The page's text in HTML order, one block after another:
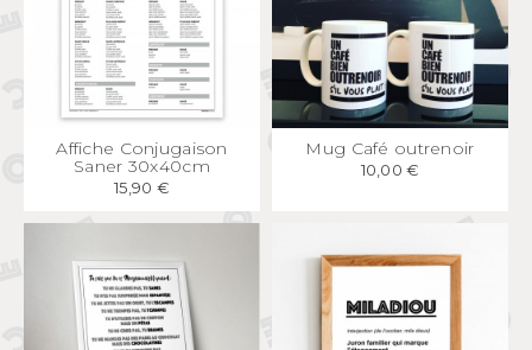
APERÇU RAPIDE
Affiche Conjugaison
Saner 30x40cm
15,90 €
APERÇU RAPIDE
Mug Café outrenoir
10,00 €